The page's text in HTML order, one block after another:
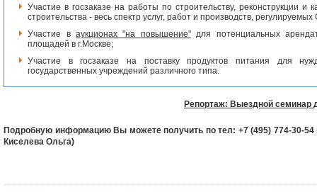
Участие в госзаказе на работы по строительству, реконструкции и
строительства - весь спектр услуг, работ и производств,
Участие ваукционах "на повышение"для потенциальных
площадей в г.Москве;
Участие в госзаказе на поставку продуктов питания для
государственных учреждений различного типа.
Репортаж: Выездной семинар
Подробную информацию Вы можете получить по тел: +7 (495) 774-30-
Киселева Ольга)